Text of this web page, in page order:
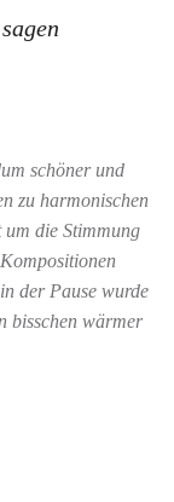
schöner und
zu harmonischen
die Stimmung
der Pause wurde
bisschen wärmer